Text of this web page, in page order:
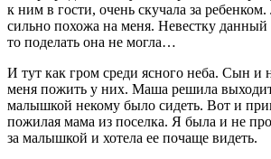
к ним в гости, очень скучала за
сильно похожа на меня. Невестку данный
то поделать она не могла…
И тут как гром среди ясного неба. Сын и
меня пожить у них. Маша решила
малышкой некому было сидеть. Вот и
пожилая мама из поселка. Я была и не
за малышкой и хотела ее почаще видеть.